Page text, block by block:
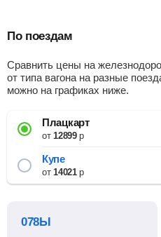
По поездам
Сравнить цены на
от типа вагона на разные
можно на графиках ниже.
Плацкарт
от12899р
Купе
от14021р
078Ы